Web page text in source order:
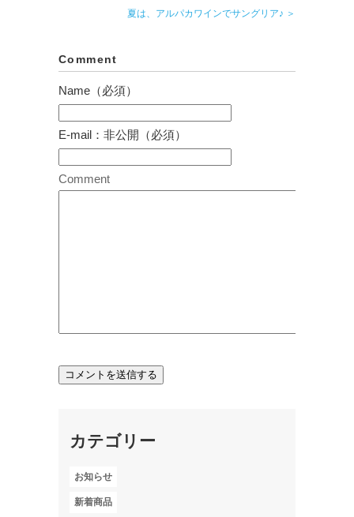
夏は、アルパカワインでサングリア♪ ＞
Comment
Name（必須）
E-mail：非公開（必須）
Comment
カテゴリー
お知らせ
新着商品